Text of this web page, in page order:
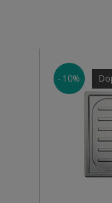
- 10%